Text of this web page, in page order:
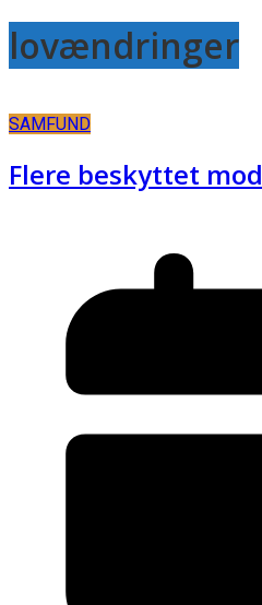
lovændringer
SAMFUND
Flere beskyttet